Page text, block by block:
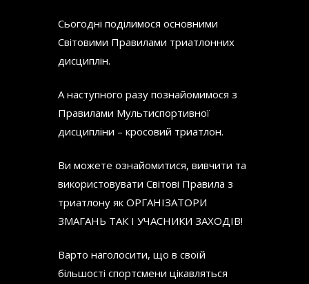
Сьогодні поділимося основними
Світовими Правилами триатлонних
дисциплін.
А наступного разу познайомимося з
Правилами Мультиспортивної
дисципліни – кросовий триатлон.
Ви можете ознайомитися, вивчити та
використовувати Світові Правила з
триатлону як ОРГАНІЗАТОРИ
ЗМАГАНЬ ТАК І УЧАСНИКИ ЗАХОДІВ!
Варто наголосити, що в своїй
більшості спортсмени цікавляться